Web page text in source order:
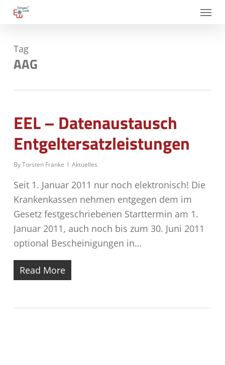
Skip
content
Menu
Tag
AAG
EEL – Datenaustausch
Entgeltersatzleistungen
ByTorsten Franke Aktuelles
Seit 1. Januar 2011 nur noch elektronisch! Die
Krankenkassen nehmen entgegen dem im
Gesetz festgeschriebenen Starttermin am 1.
Januar 2011, auch noch bis zum 30. Juni 2011
optional Bescheinigungen in…
Read More